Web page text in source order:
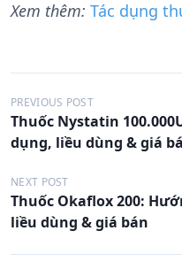
Xem thêm: Tác dụng
Đ
i
u
h
PREVIOUS POST
Thuốc Nystatin
dụng, liều dùng & giá
NEXT POST
Thuốc Okaflox 200:
liều dùng & giá bán